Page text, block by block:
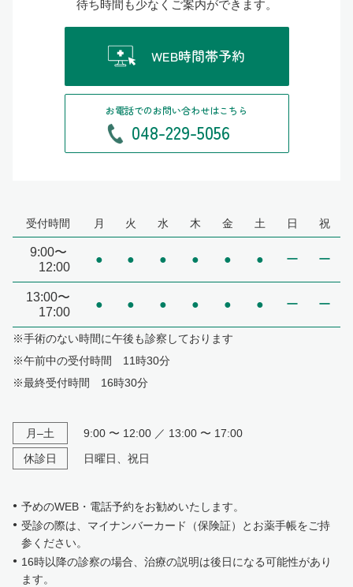
待ち時間も少なくご案内ができます。
WEB時間帯予約
お電話でのお問い合わせはこちら
048-229-5056
受付時間 月 火 水 木 金 土 日 祝
9:00〜
12:00
● ● ● ● ● ● ー ー
13:00〜
17:00
● ● ● ● ● ● ー ー
※手術のない時間に午後も診察しております
※午前中の受付時間 11時30分
※最終受付時間 16時30分
月–土
9:00 〜 12:00 ／ 13:00 〜 17:00
休診日
日曜日、祝日
予めのWEB・電話予約をお勧めいたします。
受診の際は、マイナンバーカード（保険証）とお薬手帳をご持
参ください。
16時以降の診察の場合、治療の説明は後日になる可能性があり
ます。